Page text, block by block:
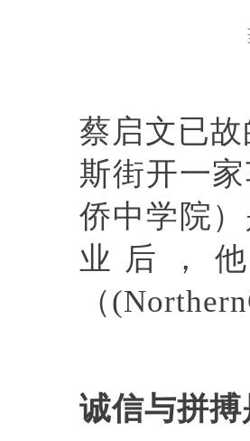
蔡启文已
斯街开一
侨中学院
业后，
（
诚信与拼